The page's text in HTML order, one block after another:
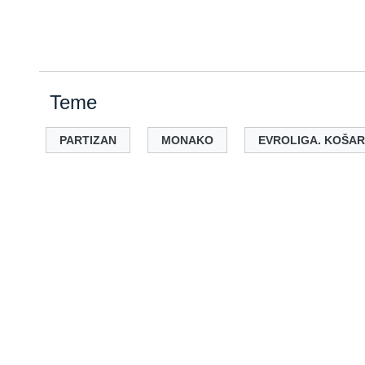
Teme
PARTIZAN MONAKO EVROLIGA.